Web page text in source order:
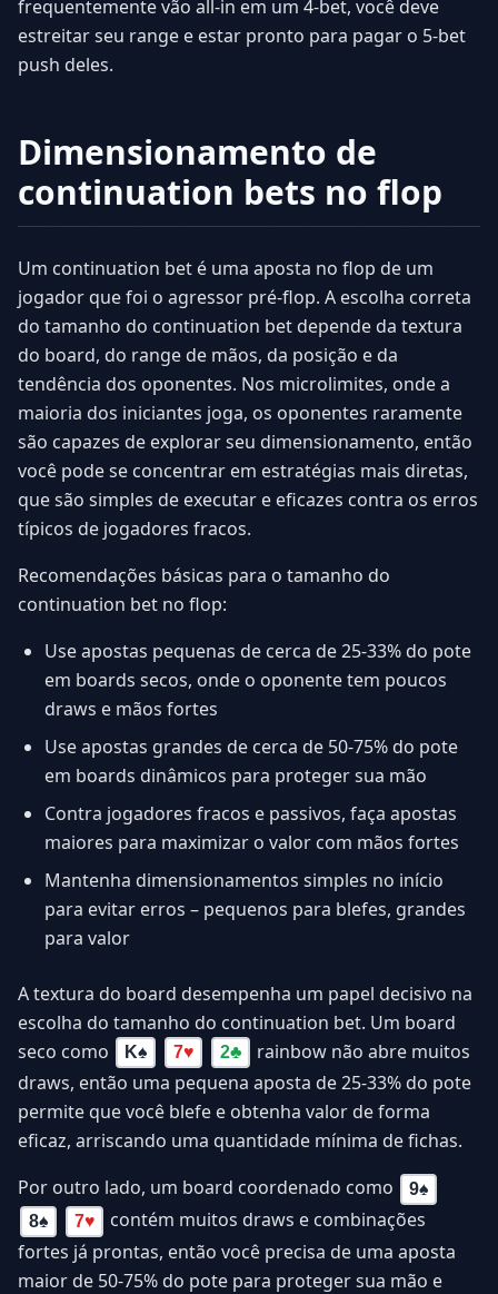
frequentemente vão all-in em um 4-bet, você deve
estreitar seu range e estar pronto para pagar o 5-bet
push deles.
Dimensionamento de
continuation bets no flop
Um continuation bet é uma aposta no flop de um
jogador que foi o agressor pré-flop. A escolha correta
do tamanho do continuation bet depende da textura
do board, do range de mãos, da posição e da
tendência dos oponentes. Nos microlimites, onde a
maioria dos iniciantes joga, os oponentes raramente
são capazes de explorar seu dimensionamento, então
você pode se concentrar em estratégias mais diretas,
que são simples de executar e eficazes contra os erros
típicos de jogadores fracos.
Recomendações básicas para o tamanho do
continuation bet no flop:
Use apostas pequenas de cerca de 25-33% do pote
em boards secos, onde o oponente tem poucos
draws e mãos fortes
Use apostas grandes de cerca de 50-75% do pote
em boards dinâmicos para proteger sua mão
Contra jogadores fracos e passivos, faça apostas
maiores para maximizar o valor com mãos fortes
Mantenha dimensionamentos simples no início
para evitar erros – pequenos para blefes, grandes
para valor
A textura do board desempenha um papel decisivo na
escolha do tamanho do continuation bet. Um board
seco como
K♠ 7♥ 2♣
rainbow não abre muitos
draws, então uma pequena aposta de 25-33% do pote
permite que você blefe e obtenha valor de forma
eficaz, arriscando uma quantidade mínima de fichas.
Por outro lado, um board coordenado como
9♠
8♠ 7♥
contém muitos draws e combinações
fortes já prontas, então você precisa de uma aposta
maior de 50-75% do pote para proteger sua mão e